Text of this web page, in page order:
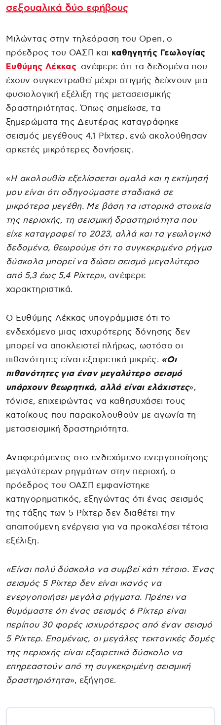
σεξουαλικά δύο εφήβους
Μιλώντας στην τηλεόραση του Open, ο
πρόεδρος του ΟΑΣΠ και καθηγητής Γεωλογίας
Ευθύμης Λέκκας ανέφερε ότι τα δεδομένα που
έχουν συγκεντρωθεί μέχρι στιγμής δείχνουν μια
φυσιολογική εξέλιξη της μετασεισμικής
δραστηριότητας. Όπως σημείωσε, τα
ξημερώματα της Δευτέρας καταγράφηκε
σεισμός μεγέθους 4,1 Ρίχτερ, ενώ ακολούθησαν
αρκετές μικρότερες δονήσεις.
«Η ακολουθία εξελίσσεται ομαλά και η εκτίμησή
μου είναι ότι οδηγούμαστε σταδιακά σε
μικρότερα μεγέθη. Με βάση τα ιστορικά στοιχεία
της περιοχής, τη σεισμική δραστηριότητα που
είχε καταγραφεί το 2023, αλλά και τα γεωλογικά
δεδομένα, θεωρούμε ότι το συγκεκριμένο ρήγμα
δύσκολα μπορεί να δώσει σεισμό μεγαλύτερο
από 5,3 έως 5,4 Ρίχτερ», ανέφερε
χαρακτηριστικά.
Ο Ευθύμης Λέκκας υπογράμμισε ότι το
ενδεχόμενο μιας ισχυρότερης δόνησης δεν
μπορεί να αποκλειστεί πλήρως, ωστόσο οι
πιθανότητες είναι εξαιρετικά μικρές. «Οι
πιθανότητες για έναν μεγαλύτερο σεισμό
υπάρχουν θεωρητικά, αλλά είναι ελάχιστες»,
τόνισε, επιχειρώντας να καθησυχάσει τους
κατοίκους που παρακολουθούν με αγωνία τη
μετασεισμική δραστηριότητα.
Αναφερόμενος στο ενδεχόμενο ενεργοποίησης
μεγαλύτερων ρηγμάτων στην περιοχή, ο
πρόεδρος του ΟΑΣΠ εμφανίστηκε
κατηγορηματικός, εξηγώντας ότι ένας σεισμός
της τάξης των 5 Ρίχτερ δεν διαθέτει την
απαιτούμενη ενέργεια για να προκαλέσει τέτοια
εξέλιξη.
«Είναι πολύ δύσκολο να συμβεί κάτι τέτοιο. Ένας
σεισμός 5 Ρίχτερ δεν είναι ικανός να
ενεργοποιήσει μεγάλα ρήγματα. Πρέπει να
θυμόμαστε ότι ένας σεισμός 6 Ρίχτερ είναι
περίπου 30 φορές ισχυρότερος από έναν σεισμό
5 Ρίχτερ. Επομένως, οι μεγάλες τεκτονικές δομές
της περιοχής είναι εξαιρετικά δύσκολο να
επηρεαστούν από τη συγκεκριμένη σεισμική
δραστηριότητα», εξήγησε.